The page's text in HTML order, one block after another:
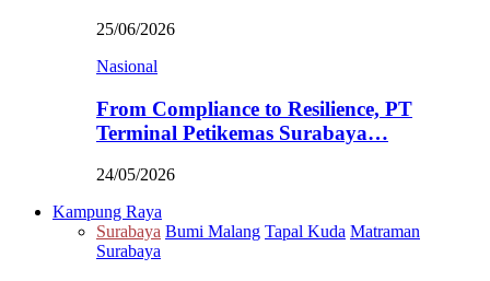
25/06/2026
Nasional
From Compliance to Resilience, PT
Terminal Petikemas Surabaya…
24/05/2026
Kampung Raya
Surabaya Bumi Malang Tapal Kuda Matraman
Surabaya